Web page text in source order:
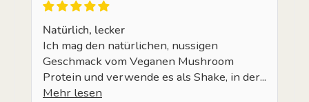
Natürlich, lecker
Ich mag den natürlichen, nussigen
Geschmack vom Veganen Mushroom
Protein und verwende es als Shake, in der...
Mehr lesen